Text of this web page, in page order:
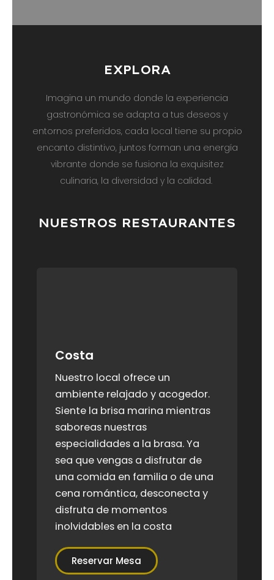
EXPLORA
Imagina un mundo donde la experiencia
gastronómica se adapta a tus deseos y
entornos preferidos, cada local tiene su propio
encanto distintivo, juntos forman una energía
vibrante donde se fusiona la exquisitez
culinaria, la diversidad y la calidad.
NUESTROS RESTAURANTES
Costa
Nuestro local ofrece un
ambiente relajado y acogedor.
Siente la brisa marina mientras
saboreas nuestras
especialidades a la brasa. Ya
sea que vengas a disfrutar de
una comida en familia o de una
cena romántica, desconecta y
disfruta de momentos
inolvidables en la costa
Reservar Mesa